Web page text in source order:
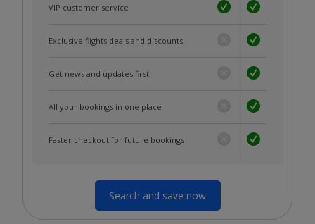
VIP customer service
Exclusive flights deals and discounts
Get news and updates first
All your bookings in one place
Faster checkout for future bookings
Search and save now